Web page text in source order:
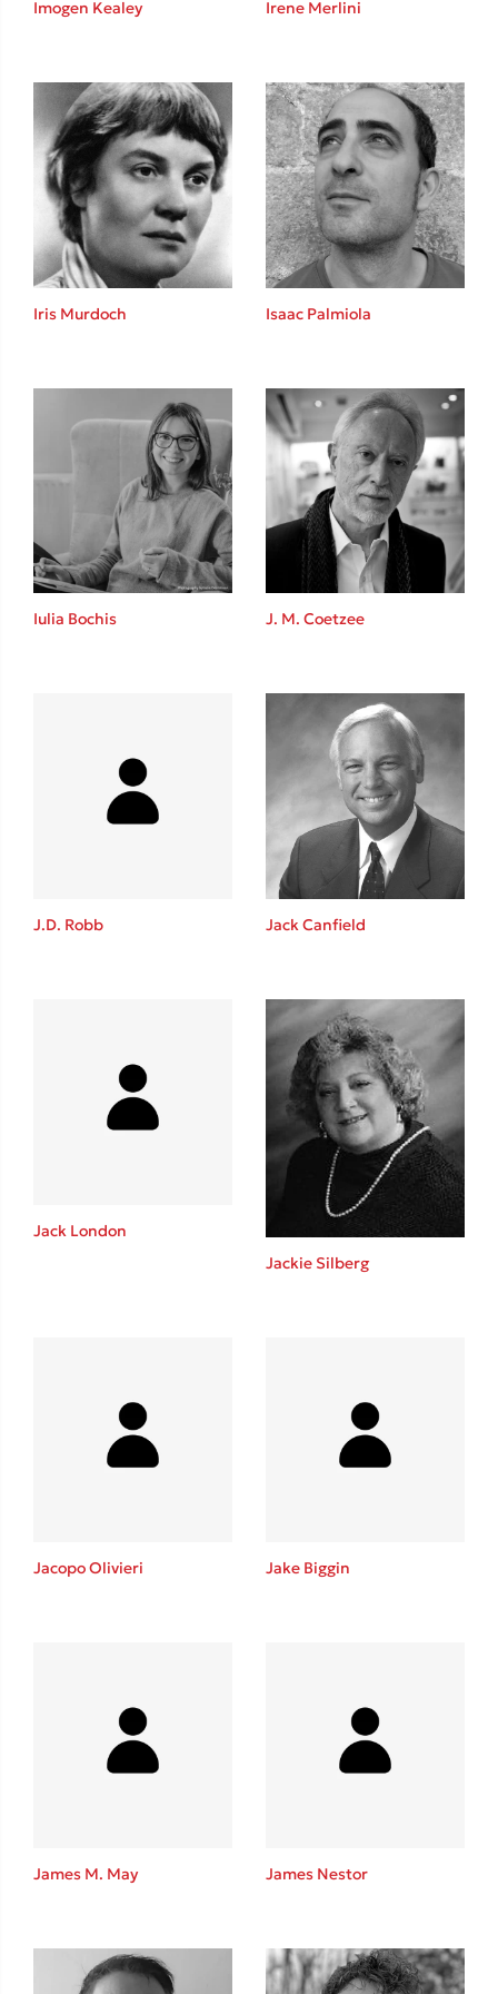
Sebastian Fitzek
Playlist
Στέφανος Ξενάκης
Το λεξικό της ζωής σου
Κώστας Κρομμύδας
Το λιμάνι μου είσαι εσύ
Ένας γίγαντας στο σχολείο
Δανάη Δεληγεώργη
Πάνω, κάτω, μπροστά, πίσω
Δημοφιλείς Συγγραφείς
Φυστίκι ΠουΚυλάει
Παύλος Καστανάς
Sebastian Fitzek
Lucinda Riley
Imogen Kealey Irene Merlini
Iris Murdoch Isaac Palmiola
Iulia Bochis J. M. Coetzee
J.D. Robb Jack Canfield
Jack London
Jackie Silberg
Jacopo Olivieri Jake Biggin
James M. May James Nestor